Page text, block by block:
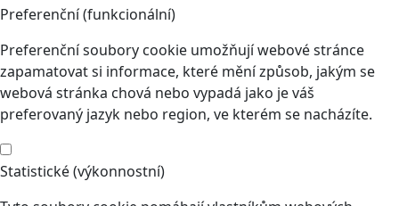
Preferenční (funkcionální)
Preferenční soubory cookie umožňují webové stránce
zapamatovat si informace, které mění způsob, jakým se
webová stránka chová nebo vypadá jako je váš
preferovaný jazyk nebo region, ve kterém se nacházíte.
Statistické (výkonnostní)